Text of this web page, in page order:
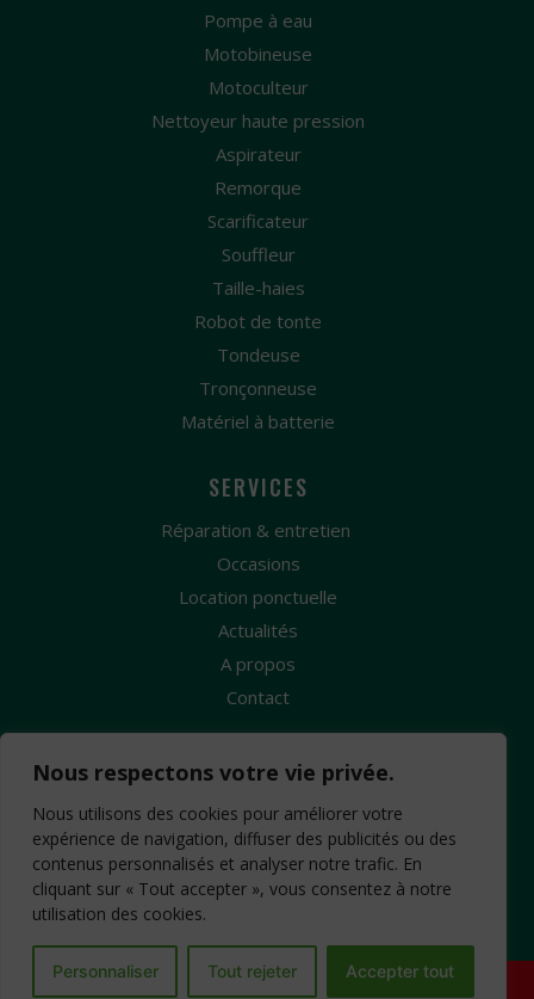
Nous respectons votre vie privée.
Nous utilisons des cookies pour améliorer votre
expérience de navigation, diffuser des publicités ou des
contenus personnalisés et analyser notre trafic. En
cliquant sur « Tout accepter », vous consentez à notre
utilisation des cookies.
Personnaliser Tout rejeter Accepter tout
Pompe à eau
Motobineuse
Motoculteur
Nettoyeur haute pression
Aspirateur
Remorque
Scarificateur
Souffleur
Taille-haies
Robot de tonte
Tondeuse
Tronçonneuse
Matériel à batterie
SERVICES
Réparation & entretien
Occasions
Location ponctuelle
Actualités
A propos
Contact
Création Site Internet : www.idcom-lagence.fr
Copyright ©2026 - Mentions légales-
Confidentialité
Besoin d'aide ?